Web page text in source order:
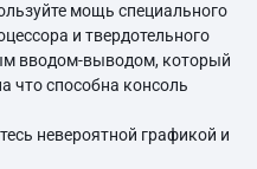
мощь специального
и твердотельного
вводом-выводом, который
что способна консоль
невероятной графикой и